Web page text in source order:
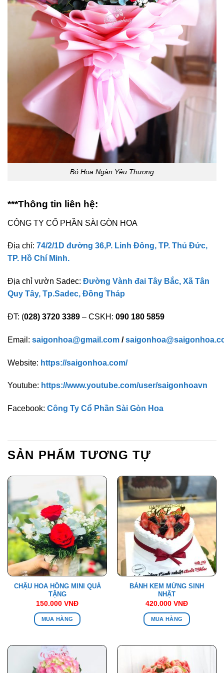
Bó Hoa Ngàn Yêu Thương
***Thông tin liên hệ:
CÔNG TY CỔ PHẦN SÀI GÒN HOA
Địa chỉ: 74/2/1D đường 36,P. Linh Đông, TP. Thủ Đức,
TP. Hồ Chí Minh.
Địa chỉ vườn Sadec: Đường Vành đai Tây Bắc, Xã Tân
Quy Tây, Tp.Sadec, Đồng Tháp
ĐT: (028) 3720 3389 – CSKH: 090 180 5859
Email: saigonhoa@gmail.com /
Website: https://saigonhoa.com/
Youtube: https://www.youtube.com/user/saigonhoavn
Facebook: Công Ty Cổ Phần Sài Gòn Hoa
SẢN PHẨM TƯƠNG TỰ
CHẬU HOA HỒNG MINI QUÀ
TẶNG
150.000 VNĐ
MUA HÀNG
BÁNH KEM MỪNG SINH
NHẬT
420.000 VNĐ
MUA HÀNG